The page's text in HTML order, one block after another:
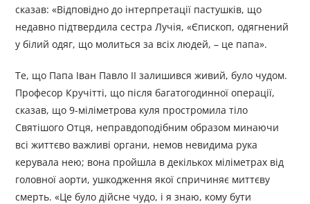
сказав: «Відповідно до інтерпретації пастушків, що
недавно підтвердила сестра Лучія, «Єпископ, одягнений
у білий одяг, що молиться за всіх людей, – це папа».
Те, що Папа Іван Павло ІІ залишився живий, було чудом.
Професор Кручітті, що після багатогодинної операції,
сказав, що 9-міліметрова куля простромила тіло
Святішого Отця, неправдоподібним образом минаючи
всі життєво важливі органи, немов невидима рука
керувала нею; вона пройшла в декількох міліметрах від
головної аорти, ушкодження якої спричиняє миттєву
смерть. «Це було дійсне чудо, і я знаю, кому бути